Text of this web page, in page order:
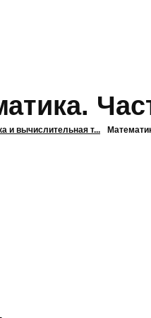
и вычислительная т...